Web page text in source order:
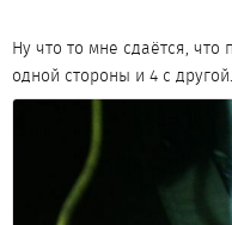
Ну что то мне сдаётся, что
одной стороны и 4 с